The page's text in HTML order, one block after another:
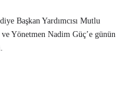
Başkan Yardımcısı Mutlu
Yönetmen Nadim Güç’e günün